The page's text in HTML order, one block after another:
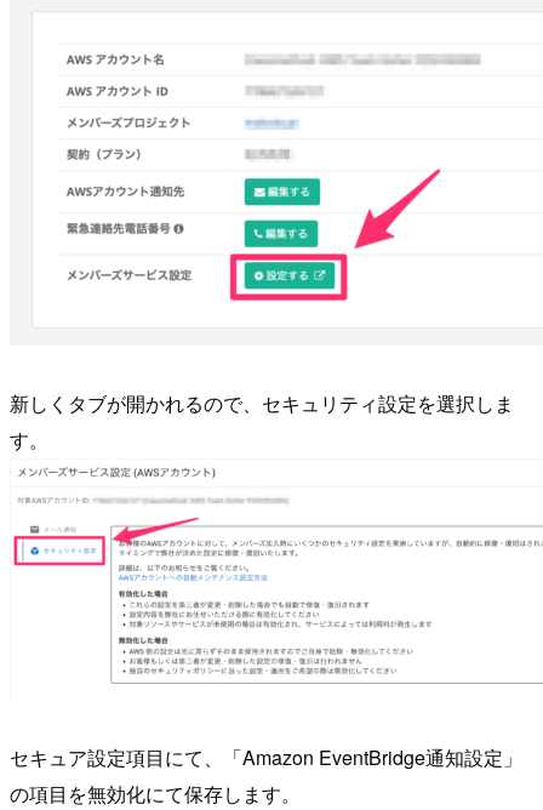
新しくタブが開かれるので、セキュリティ設定を選択しま
す。
セキュア設定項目にて、「Amazon EventBridge通知設定」
の項目を無効化にて保存します。